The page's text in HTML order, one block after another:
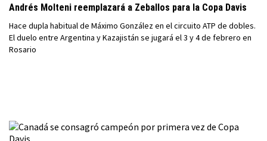
Andrés Molteni reemplazará a Zeballos para la Copa Davis
Hace dupla habitual de Máximo González en el circuito ATP de dobles.
El duelo entre Argentina y Kazajistán se jugará el 3 y 4 de febrero en
Rosario